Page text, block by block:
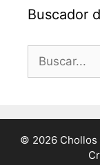
Buscador
Buscar:
© 2026 Chollos